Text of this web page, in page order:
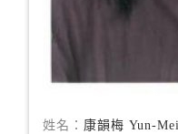
姓名： 康韻梅 Yun-